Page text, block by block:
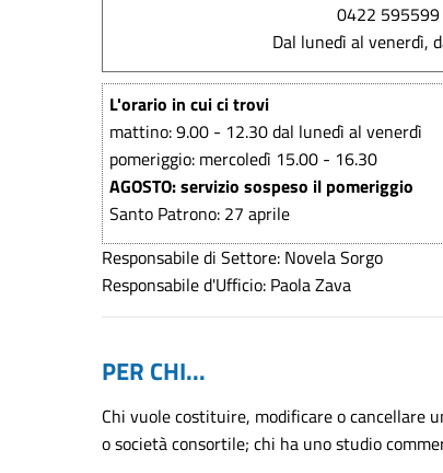
0422 595599
Dal lunedì al venerdì,
L'orario in cui ci trovi
mattino: 9.00 - 12.30 dal lunedì al venerdì
pomeriggio: mercoledì 15.00 - 16.30
AGOSTO: servizio sospeso il pomeriggio
Santo Patrono: 27 aprile
Responsabile di Settore: Novela Sorgo
Responsabile d'Ufficio: Paola Zava
PER CHI...
Chi vuole costituire, modificare o cancellare
o società consortile; chi ha uno studio